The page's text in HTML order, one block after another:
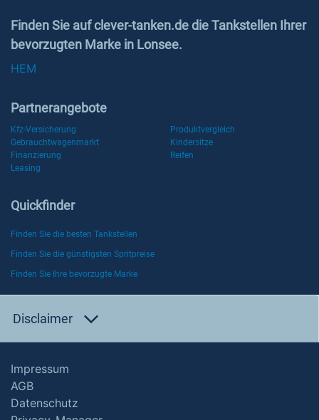
Finden Sie auf clever-tanken.de die Tankstellen Ihrer
bevorzugten Marke in Lonsee.
HEM
Partnerangebote
Kfz-Versicherung
Produktvergleich
Gebrauchtwagenmarkt
Kindersitze
Finanzierung
Reifen
Leasing
Quickfinder
Finden Sie die besten Tankstellen
Finden Sie die günstigsten Spritpreise
Finden Sie Ihre bevorzugte Marke
Disclaimer
Impressum
AGB
Datenschutz